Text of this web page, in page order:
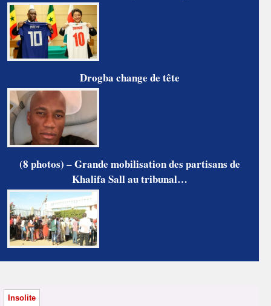
Drogba change de tête
(8 photos) – Grande mobilisation des partisans de
Khalifa Sall au tribunal…
Insolite